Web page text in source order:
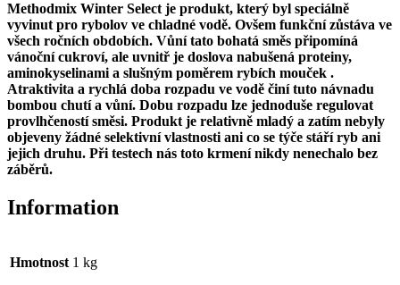
Methodmix Winter Select je produkt, který byl speciálně
vyvinut pro rybolov ve chladné vodě. Ovšem funkční zůstáva ve
všech ročních obdobích. Vůní tato bohatá směs připomíná
vánoční cukroví, ale uvnitř je doslova nabušená proteiny,
aminokyselinami a slušným poměrem rybích mouček .
Atraktivita a rychlá doba rozpadu ve vodě činí tuto návnadu
bombou chutí a vůní. Dobu rozpadu lze jednoduše regulovat
provlhčeností směsi. Produkt je relativně mladý a zatím nebyly
objeveny žádné selektivní vlastnosti ani co se týče stáří ryb ani
jejich druhu. Při testech nás toto krmení nikdy nenechalo bez
záběrů.
Information
Hmotnost 1 kg